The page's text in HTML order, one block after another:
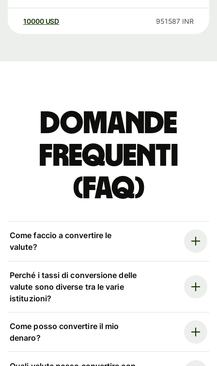
10000 USD 951587 INR
Domande
Frequenti
(FAQ)
Come faccio a convertire le
valute?
Perché i tassi di conversione delle
valute sono diverse tra le varie
istituzioni?
Come posso convertire il mio
denaro?